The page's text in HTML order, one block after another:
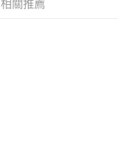
相關推薦